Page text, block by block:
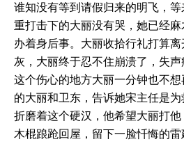
谁知没有等到请假归来的明飞，
重打击下的大丽没有哭，她已经
办着身后事。大丽收拾行礼打算
灰，大丽终于忍不住崩溃了，失声
这个伤心的地方大丽一分钟也不
的大丽和卫东，告诉她宋主任是
折磨着这个硬汉，他希望大丽打
木棍踉跄回屋，留下一脸忏悔的